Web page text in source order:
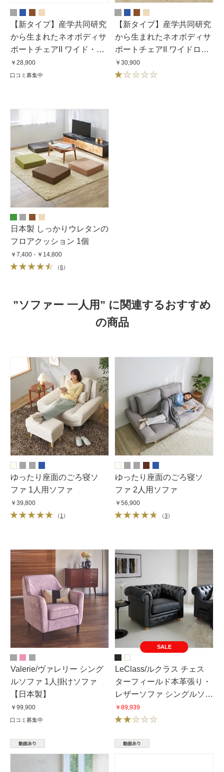
【新タイプ】産学共同研究
から生まれたネオボディサ
ポートチェアII ワイド・幅
67cm
￥28,900
口コミ募集中
【新タイプ】産学共同研究
から生まれたネオボディサ
ポートチェアII ワイドロン
グ・幅67cm
￥30,900
日本製 しっかりウレタンの
フロアクッション 1個
￥7,400 - ￥14,800
（6）
”ソファー 一人用” に関連するおすすめ
の商品
ゆったり座面のごろ寝ソ
ファ 1人用ソファ
￥39,800
（ 1 ）
ゆったり座面のごろ寝ソ
ファ 2人用ソファ
￥56,900
（3）
Valerie/ヴァレリー シング
ルソファ 1人掛けソファ
【日本製】
￥99,900
口コミ募集中
SALE
LeClass/ルクラス チェス
ターフィールド本革張り・
レザーソファ シングルソ
ファ 1掛けソファ 幅113cm
￥89,939